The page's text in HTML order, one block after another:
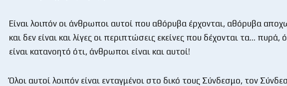
Είναι λοιπόν οι άνθρωποι αυτοί που αθόρυβα έρχονται, αθόρυβα
και δεν είναι και λίγες οι περιπτώσεις εκείνες που δέχονται τα… πυρά,
είναι κατανοητό ότι, άνθρωποι είναι και αυτοί!
Όλοι αυτοί λοιπόν είναι ενταγμένοι στο δικό τους Σύνδεσμο, τον